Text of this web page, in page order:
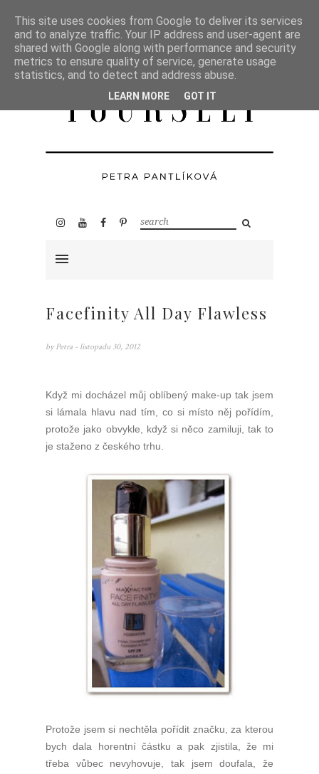
Facefinity All Day Flawless
by Petra - listopadu 30, 2012
Když mi docházel můj oblíbený make-up tak jsem
si lámala hlavu nad tím, co si místo něj pořídím,
protože jako obvykle, když si něco zamiluji, tak to
je staženo z českého trhu.
Protože jsem si nechtěla pořídit značku, za kterou
bych dala horentní částku a pak zjistila, že mi
třeba vůbec nevyhovuje, tak jsem doufala, že
This site uses cookies from Google to deliver its services
and to analyze traffic. Your IP address and user-agent are
shared with Google along with performance and security
metrics to ensure quality of service, generate usage
statistics, and to detect and address abuse.
LEARN MORE GOT IT